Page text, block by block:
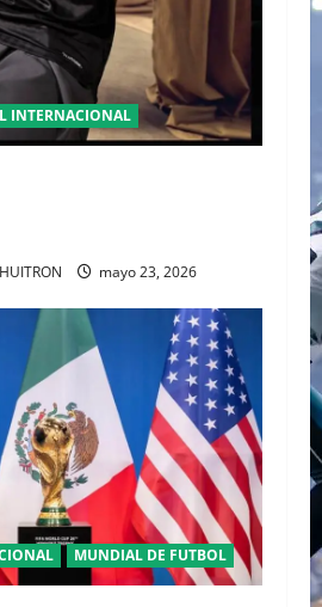
INTERNACIONAL
mayo 23, 2026
MUNDIAL DE FUTBOL